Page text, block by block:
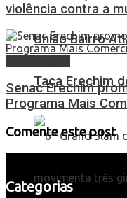
União Bairro
Taça Erechim
violência contra a
Senac Erechim
Programa Mais
Comente este post
Categorias